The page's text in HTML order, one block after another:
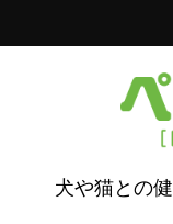
犬や猫との